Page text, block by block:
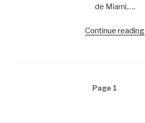
de Miami,….
Continue reading
Page 1